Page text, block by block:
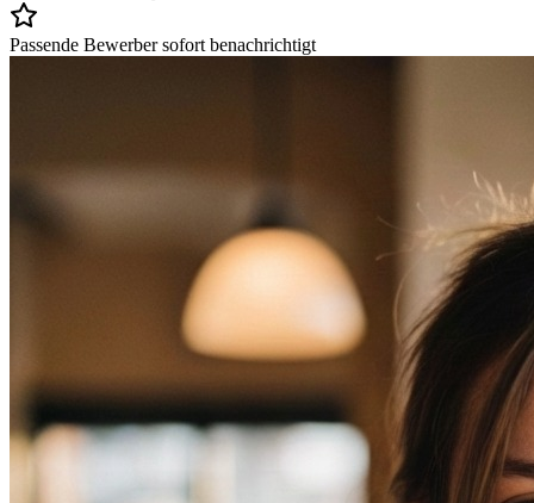
Passende Bewerber sofort benachrichtigt